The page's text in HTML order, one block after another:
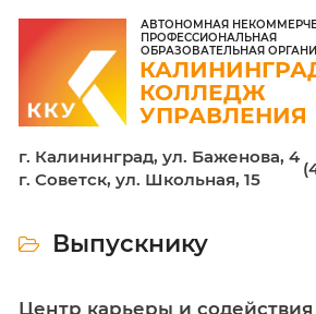
АВТОНОМНАЯ
ОБРАЗОВАТЕЛЬНАЯ
КОЛЛЕДЖ
г. Калининград, ул.